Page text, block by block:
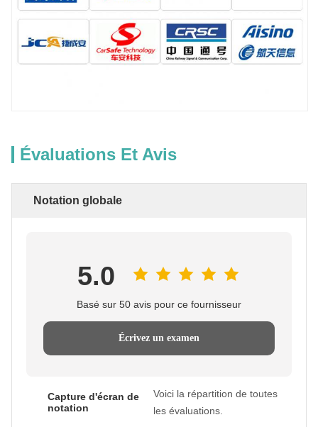
Évaluations Et Avis
Notation globale
5.0
Basé sur 50 avis pour ce fournisseur
Écrivez un examen
Capture d'écran de
notation
Voici la répartition de toutes
les évaluations.